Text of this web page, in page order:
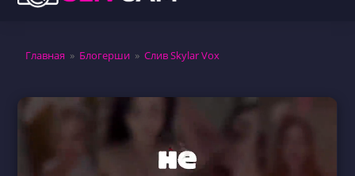
Главная » Блогерши » Слив Skylar Vox